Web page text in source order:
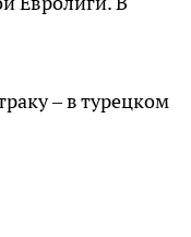
– в турецком